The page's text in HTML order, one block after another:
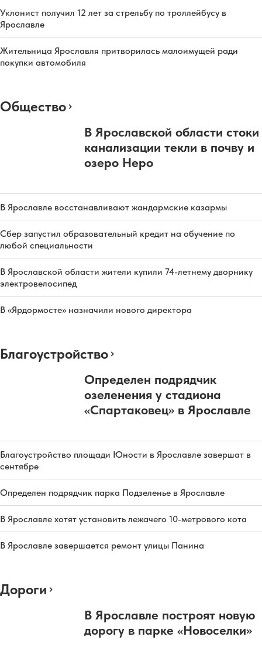
Уклонист получил 12 лет за стрельбу по троллейбусу в
Ярославле
Жительница Ярославля притворилась малоимущей ради
покупки автомобиля
Общество
В Ярославской области стоки
канализации текли в почву и
озеро Неро
В Ярославле восстанавливают жандармские казармы
Сбер запустил образовательный кредит на обучение по
любой специальности
В Ярославской области жители купили 74-летнему дворнику
электровелосипед
В «Ярдормосте» назначили нового директора
Благоустройство
Определен подрядчик
озеленения у стадиона
«Спартаковец» в Ярославле
Благоустройство площади Юности в Ярославле завершат в
сентябре
Определен подрядчик парка Подзеленье в Ярославле
В Ярославле хотят установить лежачего 10-метрового кота
В Ярославле завершается ремонт улицы Панина
Дороги
В Ярославле построят новую
дорогу в парке «Новоселки»